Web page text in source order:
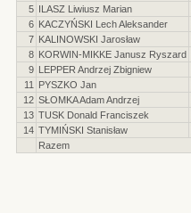
5 ILASZ Liwiusz Marian
6 KACZYŃSKI Lech Aleksander
7 KALINOWSKI Jarosław
8 KORWIN-MIKKE Janusz Ryszard
9 LEPPER Andrzej Zbigniew
11
PYSZKO Jan
12 SŁOMKA Adam Andrzej
13 TUSK Donald Franciszek
14 TYMIŃSKI Stanisław
Razem